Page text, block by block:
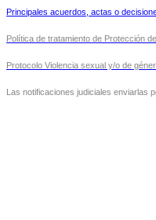
Principales acuerdos, actas o
Política de tratamiento de Protección
Protocolo Violencia sexual y/o de
Las notificaciones judiciales enviarlas